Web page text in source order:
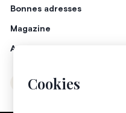
Cookies
Bonnes adresses
Magazine
Annonceurs
Instagram